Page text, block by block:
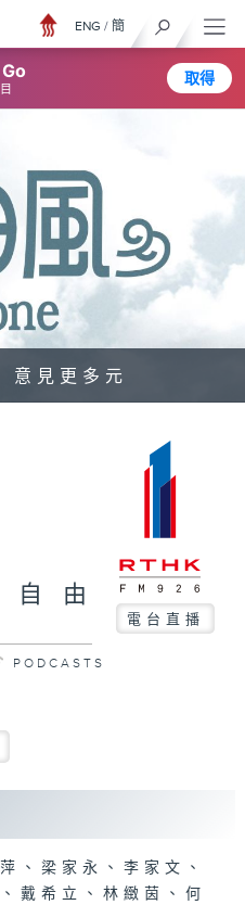
取得
ENG / 簡
見更多元
自由
電台直播
PODCASTS
、梁家永、李家文、
戴希立、林緻茵、何